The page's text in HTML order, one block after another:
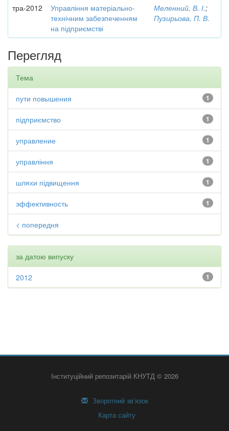
тра-2012
Управління матеріально-
технічним забезпеченням
на підприємстві
Меленний, В. І.;
Пузирьова, П. В.
Перегляд
Тема
1
пути повышения
1
підприємство
1
управление
1
управління
1
шляхи підвищення
1
эффективность
< попередня
за датою випуску
1
2012
Інституційний репозитарій КНУТД © 2026
Зворотний зв’язок
Карта сайту